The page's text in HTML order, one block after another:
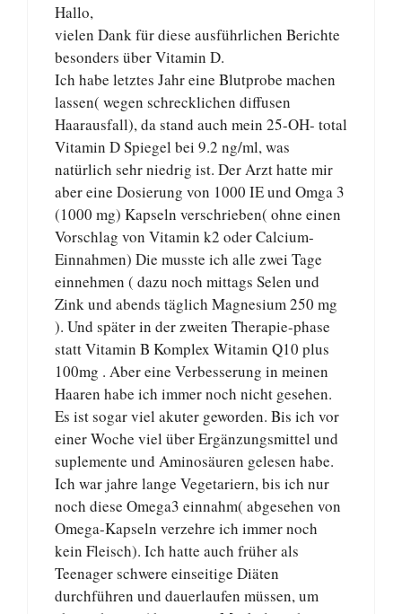
Hallo,
vielen Dank für diese ausführlichen Berichte
besonders über Vitamin D.
Ich habe letztes Jahr eine Blutprobe machen
lassen( wegen schrecklichen diffusen
Haarausfall), da stand auch mein 25-OH- total
Vitamin D Spiegel bei 9.2 ng/ml, was
natürlich sehr niedrig ist. Der Arzt hatte mir
aber eine Dosierung von 1000 IE und Omga 3
(1000 mg) Kapseln verschrieben( ohne einen
Vorschlag von Vitamin k2 oder Calcium-
Einnahmen) Die musste ich alle zwei Tage
einnehmen ( dazu noch mittags Selen und
Zink und abends täglich Magnesium 250 mg
). Und später in der zweiten Therapie-phase
statt Vitamin B Komplex Witamin Q10 plus
100mg . Aber eine Verbesserung in meinen
Haaren habe ich immer noch nicht gesehen.
Es ist sogar viel akuter geworden. Bis ich vor
einer Woche viel über Ergänzungsmittel und
suplemente und Aminosäuren gelesen habe.
Ich war jahre lange Vegetariern, bis ich nur
noch diese Omega3 einnahm( abgesehen von
Omega-Kapseln verzehre ich immer noch
kein Fleisch). Ich hatte auch früher als
Teenager schwere einseitige Diäten
durchführen und dauerlaufen müssen, um